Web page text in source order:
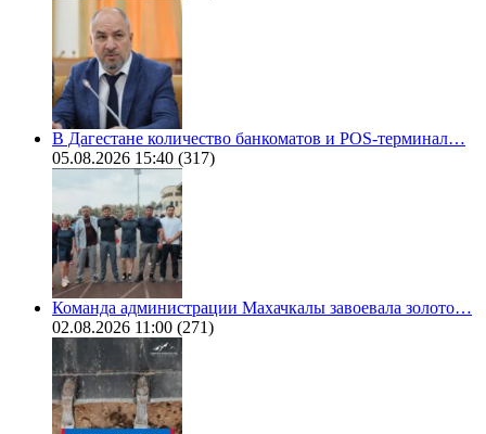
В Дагестане количество банкоматов и POS-терминал…
05.08.2026 15:40 (317)
Команда администрации Махачкалы завоевала золото…
02.08.2026 11:00 (271)